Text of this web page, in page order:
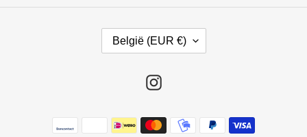
E
België (EUR €)
Instagram
Betaalmethoden